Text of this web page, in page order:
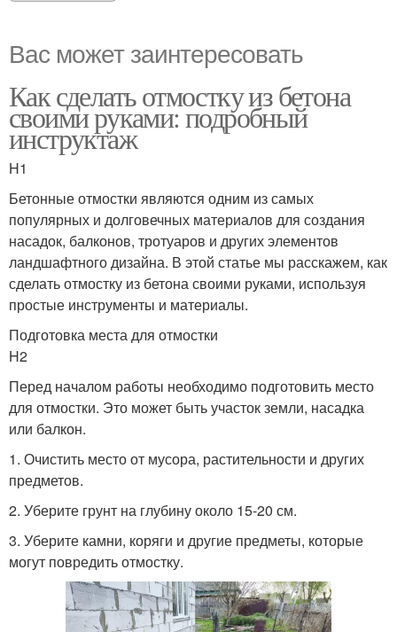
Вас может заинтересовать
Как сделать отмостку из бетона
своими руками: подробный
инструктаж
H1
Бетонные отмостки являются одним из самых
популярных и долговечных материалов для создания
насадок, балконов, тротуаров и других элементов
ландшафтного дизайна. В этой статье мы расскажем, как
сделать отмостку из бетона своими руками, используя
простые инструменты и материалы.
Подготовка места для отмостки
H2
Перед началом работы необходимо подготовить место
для отмостки. Это может быть участок земли, насадка
или балкон.
1. Очистить место от мусора, растительности и других
предметов.
2. Уберите грунт на глубину около 15-20 см.
3. Уберите камни, коряги и другие предметы, которые
могут повредить отмостку.